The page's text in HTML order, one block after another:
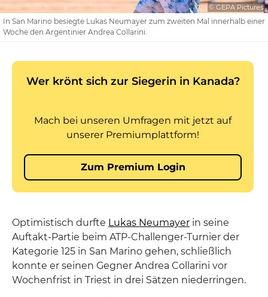
© GEPA Pictures
In San Marino besiegte Lukas Neumayer zum zweiten Mal innerhalb einer
Woche den Argentinier Andrea Collarini.
Optimistisch durfte Lukas Neumayer in seine
Auftakt-Partie beim ATP-Challenger-Turnier der
Kategorie 125 in San Marino gehen, schließlich
konnte er seinen Gegner Andrea Collarini vor
Wochenfrist in Triest in drei Sätzen niederringen.